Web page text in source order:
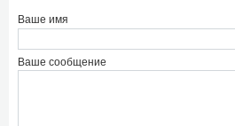
Ваше имя
Ваше сообщение